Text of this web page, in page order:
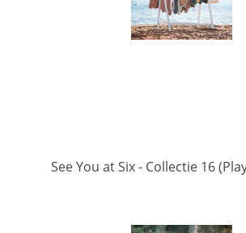
See You at Six - Collectie 16